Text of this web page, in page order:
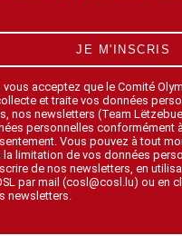
JE M'INSCRIS
acceptez que le Comité
et traite vos données
nos newsletters (Team
personnelles conformément
Vous pouvez à tout
limitation de vos données
de nos newsletters, en
par mail (cosl@cosl.lu) ou en
newsletters.